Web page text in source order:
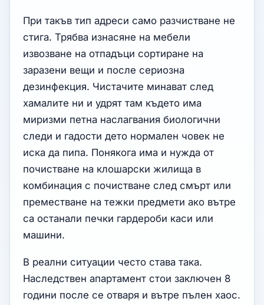
При такъв тип адреси само разчистване не
стига. Трябва изнасяне на мебели
извозване на отпадъци сортиране на
заразени вещи и после сериозна
дезинфекция. Чистачите минават след
хамалите ни и удрят там където има
миризми петна наслагвания биологични
следи и гадости дето нормален човек не
иска да пипа. Понякога има и нужда от
почистване на клошарски жилища в
комбинация с почистване след смърт или
преместване на тежки предмети ако вътре
са останали печки гардероби каси или
машини.
В реални ситуации често става така.
Наследствен апартамент стои заключен 8
години после се отваря и вътре пълен хаос.